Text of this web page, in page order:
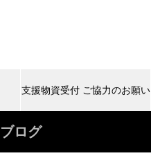
支援物資受付 ご協力のお願い
ブログ